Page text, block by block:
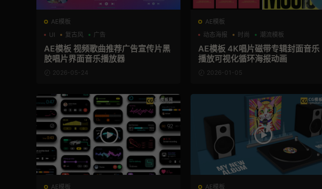
AE模板
UI
复古风 广告
AE模板 视频歌曲推荐广告宣传片黑
胶唱片界面音乐播放器
2026-05-24
AE模板
动态海报
时尚 潮流模板
AE模板 4K唱片磁带专辑封面音乐
播放可视化循环海报动画
2026-01-05
AE模板
AE模板